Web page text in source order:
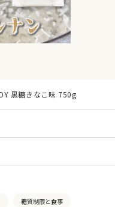
黒糖きなこ味 750g
糖質制限と食事